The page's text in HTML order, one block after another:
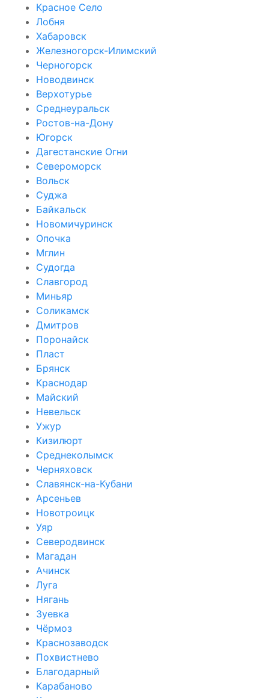
Красное Село
Лобня
Хабаровск
Железногорск-Илимский
Черногорск
Новодвинск
Верхотурье
Среднеуральск
Ростов-на-Дону
Югорск
Дагестанские Огни
Североморск
Вольск
Суджа
Байкальск
Новомичуринск
Опочка
Мглин
Судогда
Славгород
Миньяр
Соликамск
Дмитров
Поронайск
Пласт
Брянск
Краснодар
Майский
Невельск
Ужур
Кизилюрт
Среднеколымск
Черняховск
Славянск-на-Кубани
Арсеньев
Новотроицк
Уяр
Северодвинск
Магадан
Ачинск
Луга
Нягань
Зуевка
Чёрмоз
Краснозаводск
Похвистнево
Благодарный
Карабаново